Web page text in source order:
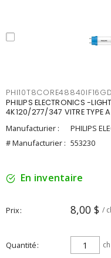
PHILIPS ELECTRONICS -
4K120/277/347 VITRE TYPE A
Manufacturier :
PHILIPS
# Manufacturier : 553230
En inventaire
Prix 8,00 $ /
Quantité ch